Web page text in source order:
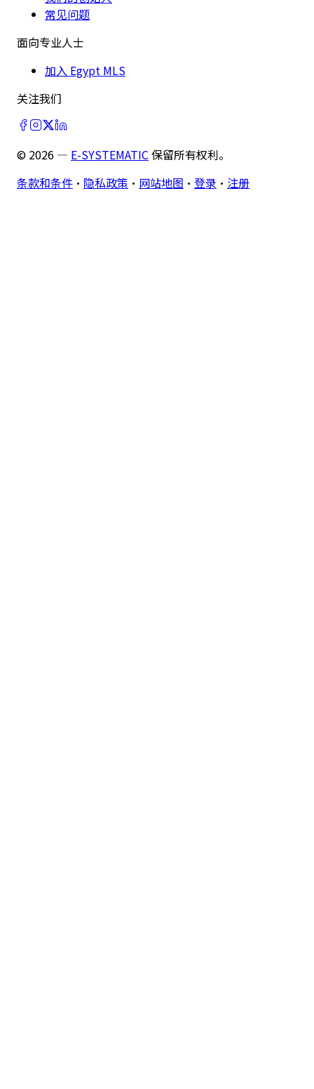
常见问题
面向专业人士
加入 Egypt MLS
关注我们
© 2026 — E-SYSTEMATIC保留所有权利。
条款和条件 · 隐私政策 · 网站地图 · 登录 · 注册